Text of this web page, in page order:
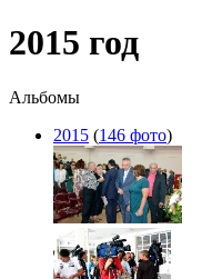
2015 год
Альбомы
2015 (146 фото)